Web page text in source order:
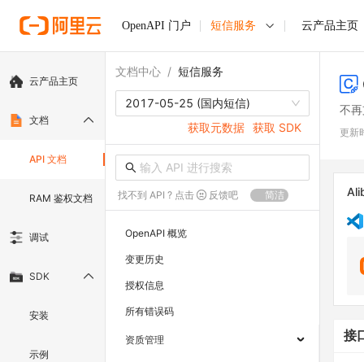
OpenAPI 门户 短信服务 云产品主页
云产品主页
文档
API 文档
RAM 鉴权文档
调试
SDK
安装
示例
文档中心 / 短信服务
2017-05-25 (国内短信)
获取元数据 获取 SDK
找不到 API ? 点击 反馈吧 简洁
OpenAPI 概览
变更历史
授权信息
所有错误码
资质管理
不
更新
接